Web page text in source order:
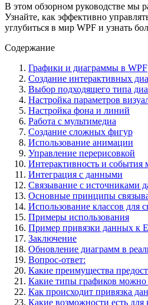
В этом обзорном руководстве мы
Узнайте, как эффективно
углубиться в мир WPF и узнать
Содержание
Графики и диаграммы в WPF
Создание интерактивных
Выбор подходящего типа
Настройка параметров
Настройка фона и линий
Работа с мультимедиа
Создание сложных фигур
Использование анимации
Управление перерисовкой
Интерактивность и
Интеграция с данными
Связывание с источниками
Основные принципы
Использование классов для
Примеры использования
Пример привязки данных к
Заключение
Обновление диаграмм в
Вопрос-ответ:
Какие преимущества
Какие типы графиков можно
Как происходит привязка
Какие возможности есть